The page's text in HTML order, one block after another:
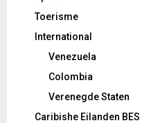
Toerisme
International
Venezuela
Colombia
Verenegde Staten
Caribishe Eilanden BES